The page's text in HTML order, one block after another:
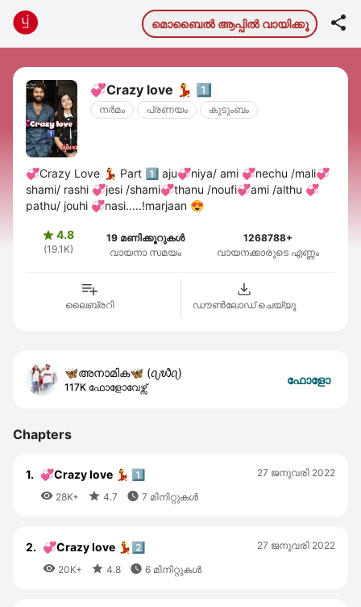
മൊബൈല്‍ ആപ്പില്‍ വായിക്കൂ 
💞Crazy love 💃 1️⃣
നര്‍മം പ്രണയം കുടുംബം
💞Crazy Love 💃 Part 1️⃣ aju💞niya/ ami 💞nechu /mali💞
shami/ rashi 💞jesi /shami💞thanu /noufi💞ami /althu 💞
pathu/ jouhi 💞nasi.....!marjaan 😍
4.8
(19.1K)
19 മണിക്കൂറുകൾ
വായനാ സമയം
1268788+
വായനക്കാരുടെ എണ്ണം
ലൈബ്രറി ഡൗണ്‍ലോഡ് ചെയ്യൂ
🦋അനാമിക🦋 (ꪖ𝓳᭙ꪖ)
117K ഫോളോവേഴ്സ്
ഫോളോ
Chapters
1. 💞Crazy love 💃 1️⃣
 28K+  4.7  7 മിനിറ്റുകൾ
27 ജനുവരി 2022
2. 💞Crazy love 💃2️⃣
 20K+  4.8  6 മിനിറ്റുകൾ
27 ജനുവരി 2022